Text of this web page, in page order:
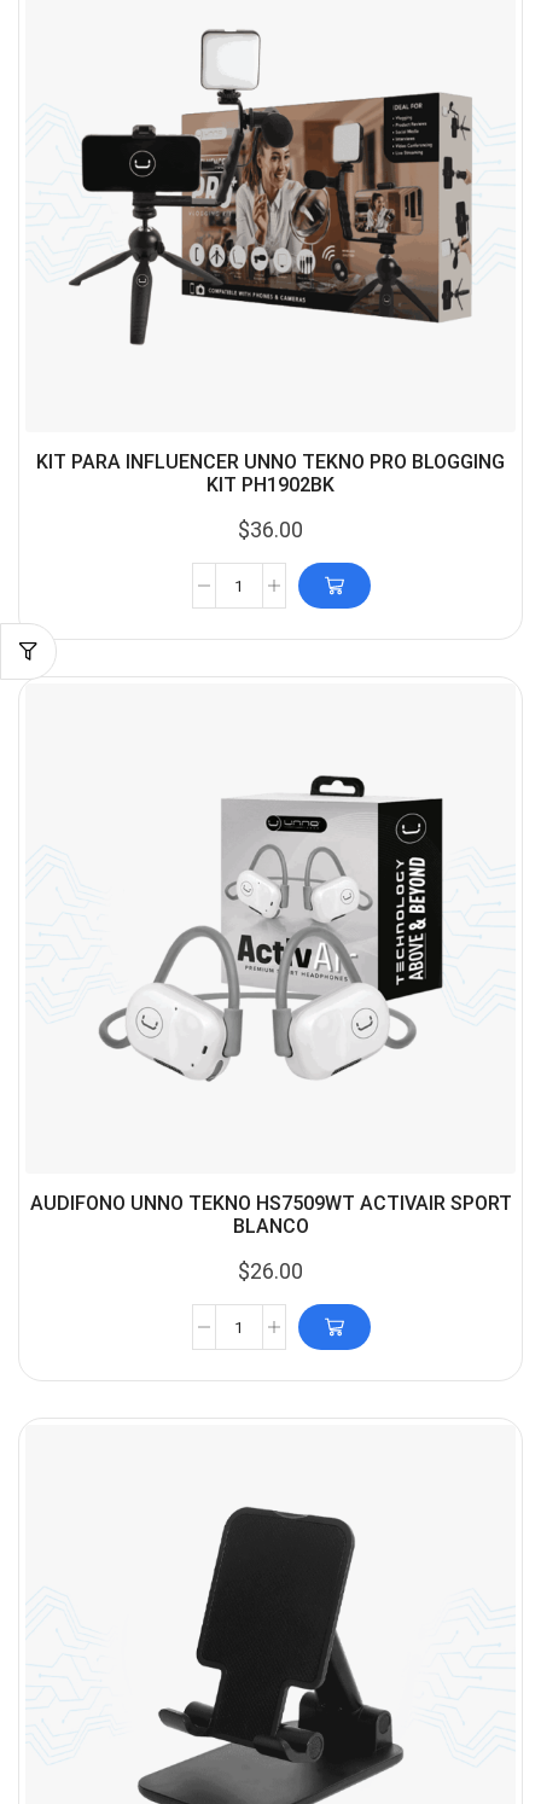
KIT PARA INFLUENCER UNNO TEKNO PRO BLOGGING
KIT PH1902BK
$36.00
AUDIFONO UNNO TEKNO HS7509WT ACTIVAIR SPORT
BLANCO
$26.00